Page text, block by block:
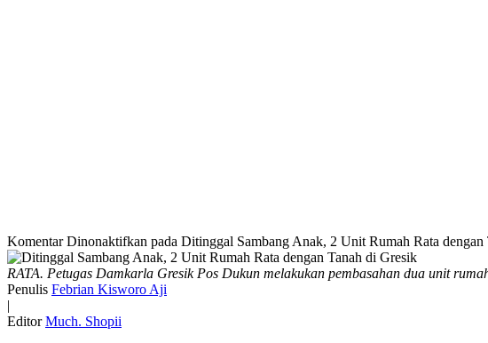
Komentar Dinonaktifkan pada Ditinggal Sambang Anak, 2 Unit Rumah Rata dengan
RATA. Petugas Damkarla Gresik Pos Dukun melakukan pembasahan dua unit
Penulis Febrian Kisworo Aji
|
Editor Much. Shopii